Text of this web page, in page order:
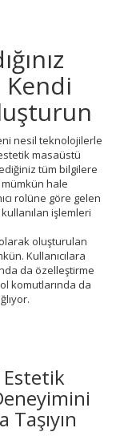
nesil teknolojilerle
masaüstü
tüm bilgilere
mümkün hale
rolüne göre gelen
işlemleri
oluşturulan
Kullanıcılara
da özelleştirme
komutlarında da